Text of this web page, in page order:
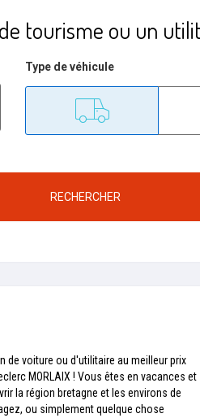
tourisme ou un
Type de véhicule
RECHERCHER
de voiture ou d'utilitaire au meilleur prix
MORLAIX ! Vous êtes en vacances et
la région bretagne et les environs de
ou simplement quelque chose